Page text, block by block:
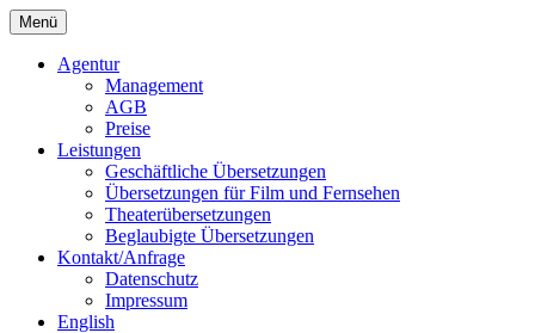
Springe
zum
InhaltBochert Translations
Menü
Agentur
Management
AGB
Preise
Leistungen
Geschäftliche Übersetzungen
Übersetzungen für Film und Fernsehen
Theaterübersetzungen
Beglaubigte Übersetzungen
Kontakt/Anfrage
Datenschutz
Impressum
English